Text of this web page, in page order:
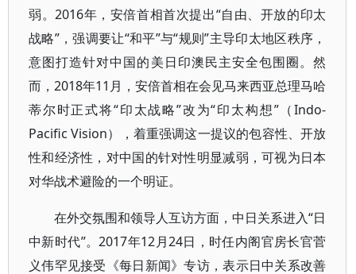
弱。2016年，安倍首相首次提出“自由、开放的印太
战略”，强调要让“和平”与“规则”主导印太地区秩序，
意图打造针对中国的美日印澳民主安全包围圈。然
而，2018年11月，安倍首相在会见马来西亚总理马哈
蒂尔时正式将“印太战略”改为“印太构想”（Indo-
Pacific Vision），着重强调这一提议的包容性、开放
性和经济性，对中国的针对性明显减弱，可视为日本
对华战术避险的一个明证。
在外交氛围和领导人互访方面，中日关系进入“日
中新时代”。2017年12月24日，时任内阁官房长官菅
义伟罕见接受《每日新闻》专访，表示日中关系改善